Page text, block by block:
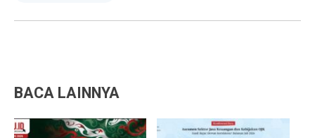
BACA LAINNYA